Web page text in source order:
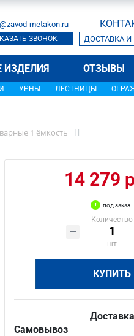
metakon.ru
ЗВОНОК ДОСТАВКА
ИЗДЕЛИЯ ОТЗЫВЫ
УРНЫ ЛЕСТНИЦЫ
1 ёмкость
14 279
под заказ
Количество
шт
КУПИТЬ
Доставка
Самовывоз